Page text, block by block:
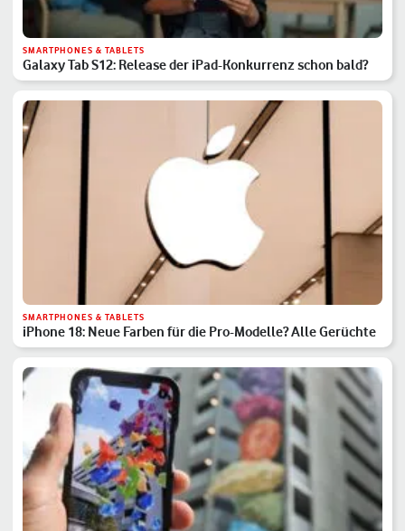
SMARTPHONES & TABLETS
Galaxy Tab S12: Release der iPad-Konkurrenz schon bald?
SMARTPHONES & TABLETS
iPhone 18: Neue Farben für die Pro-Modelle? Alle Gerüchte